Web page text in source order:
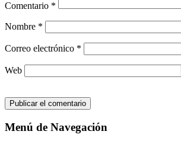
Comentario *
Nombre *
Correo electrónico *
Web
Menú de Navegación